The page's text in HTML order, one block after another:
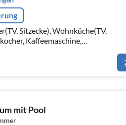
Sitzecke), Wohnküche(TV,
Kaffeemaschine,
mit Pool